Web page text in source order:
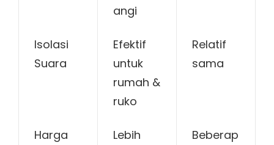
angi
Isolasi
Suara
Efektif
untuk
rumah &
ruko
Relatif
sama
Harga
Lebih
Beberap